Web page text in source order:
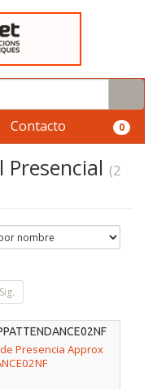
Contacto 0
(2
Sig.
Presencia Approx